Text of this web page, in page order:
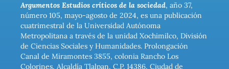
Argumentos Estudios críticos de la sociedad, año 37,
número 105, mayo-agosto de 2024, es una publicación
cuatrimestral de la Universidad Autónoma
Metropolitana a través de la unidad Xochimilco, División
de Ciencias Sociales y Humanidades. Prolongación
Canal de Miramontes 3855, colonia Rancho Los
Colorines, Alcaldía Tlalpan, C.P. 14386, Ciudad de